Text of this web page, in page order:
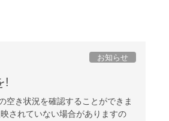
お知らせ
!
空き状況を確認することができま
されていない場合がありますの